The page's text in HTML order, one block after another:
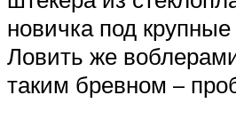
новичка под крупные
Ловить же
таким бревном –